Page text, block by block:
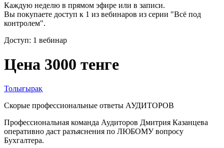
Каждую неделю в прямом эфире или в записи.
Вы покупаете доступ к 1 из вебинаров из серии "Всё под
контролем".
Доступ: 1 вебинар
Цена 3000 тенге
Толығырақ
Скорые профессиональные ответы АУДИТОРОВ
Профессиональная команда Аудиторов Дмитрия Казанцева
оперативно даст разъяснения по ЛЮБОМУ вопросу
Бухгалтера.